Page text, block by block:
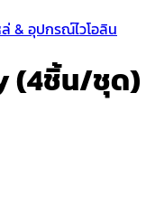
ล่ & อุปกรณ์ไวโอลิน
(4ชิ้น/ชุด)